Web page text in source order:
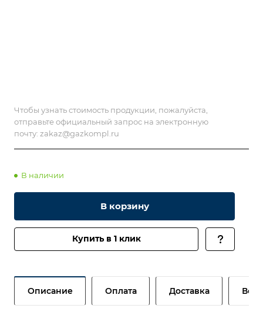
Чтобы узнать стоимость продукции, пожалуйста,
отправьте официальный запрос на электронную
почту: zakaz@gazkompl.ru
В наличии
В корзину
Купить в 1 клик
Описание Оплата Доставка